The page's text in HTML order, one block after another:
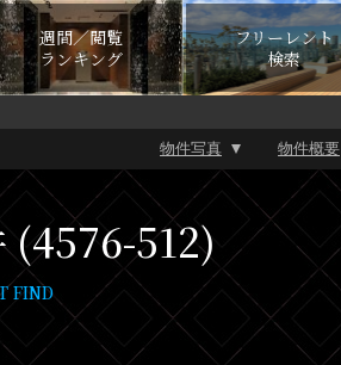
週間／閲覧
ランキング
フリーレント
検索
物件写真 物件概要
(4576-512)
FIND